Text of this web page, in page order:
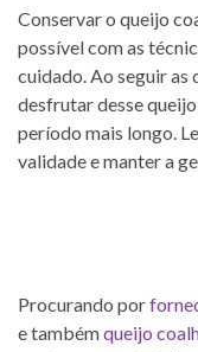
Conservar o queijo
possível com as
cuidado. Ao seguir as
desfrutar desse
período mais longo.
validade e manter a
Procurando por
e tambémqueijo